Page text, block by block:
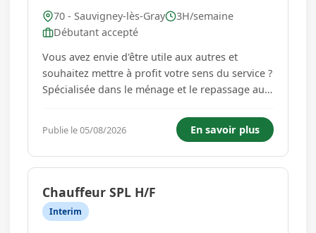
70 - Sauvigney-lès-Gray
3H/semaine
Débutant accepté
Vous avez envie d'être utile aux autres et
souhaitez mettre à profit votre sens du service ?
Spécialisée dans le ménage et le repassage au
d'hospitalisation,INSTAN AIDE A DOMICILE-AAD
recrute un/une aide à domicile (H/F) en CDD à
temps partiel. ...
Publie le 05/08/2026 En savoir plus
Chauffeur SPL H/F
Interim